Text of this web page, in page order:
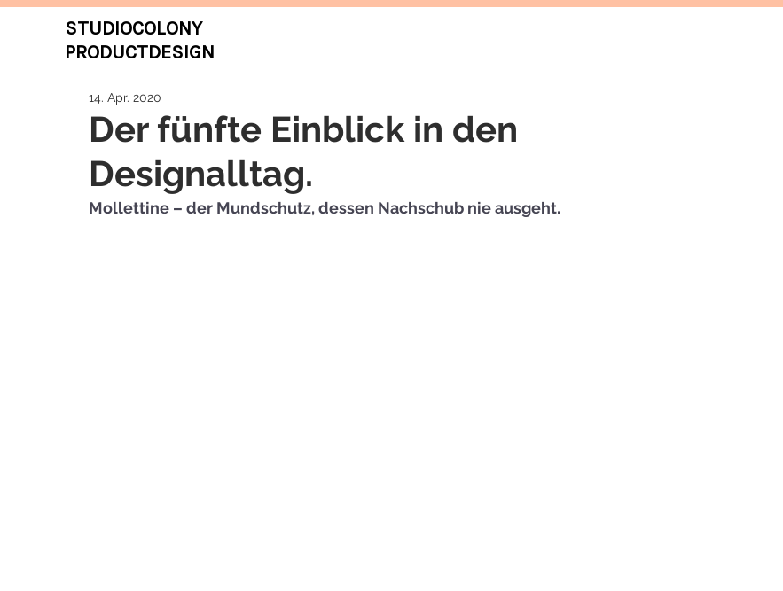
STUDIOCOLONY
PRODUCTDESIGN
Der fünfte Einblick in den
Designalltag.
14. Apr. 2020
Mollettine – der Mundschutz, dessen Nachschub nie ausgeht.